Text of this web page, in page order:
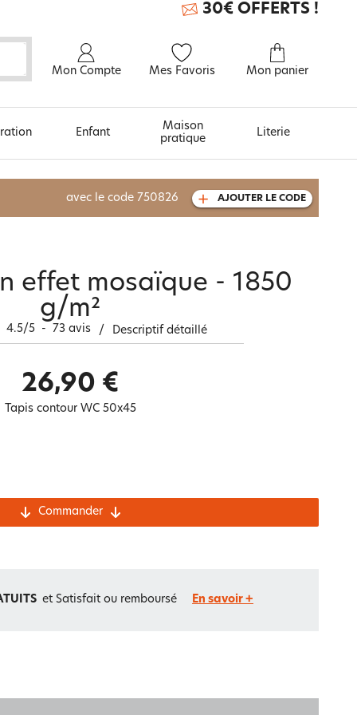
Mon Compte Mes Favoris Mon panier
30€ OFFERTS !
À découvrir aussi
Carte cadeau
Enfant
Maison
pratique
Literie
avec le code 750826 AJOUTER LE CODE
effet mosaïque - 1850
g/m²
4.5/5 - 73 avis / Descriptif détaillé
26,90 €
Tapis contour WC 50x45
Commander
et Satisfait ou remboursé En savoir +